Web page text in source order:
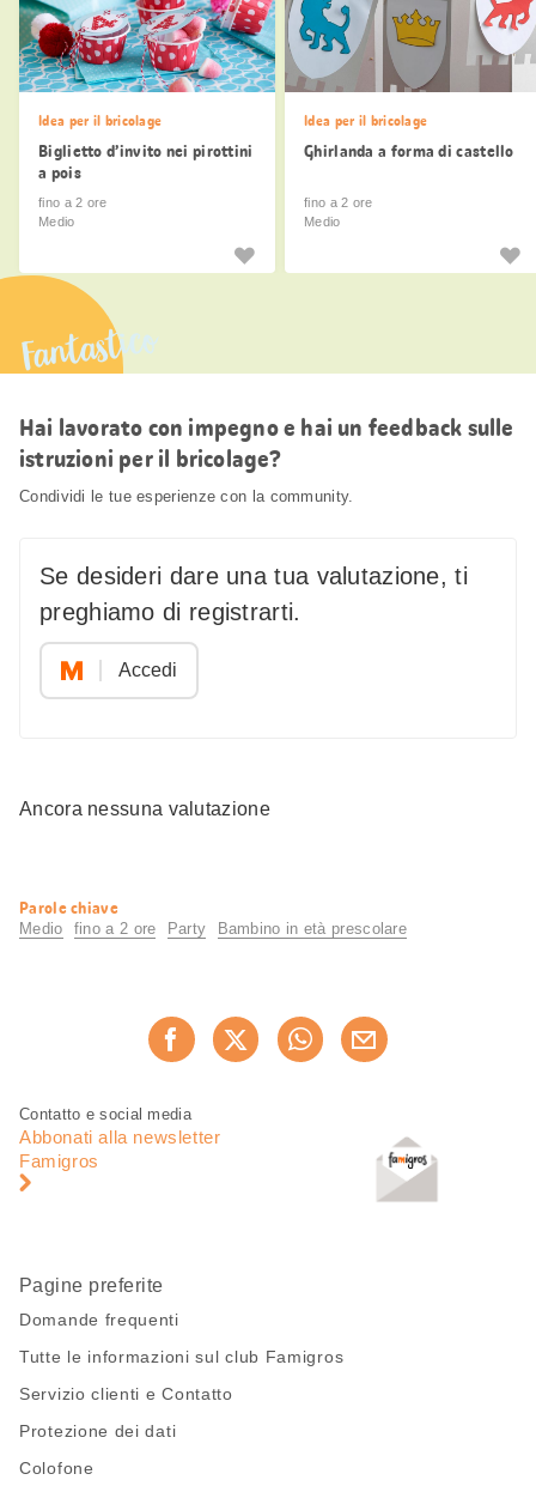
Idea per il bricolage
Biglietto d’invito nei pirottini
a pois
fino a 2 ore
Medio
Idea per il bricolage
Ghirlanda a forma di castello
fino a 2 ore
Medio
Fantastico
Hai lavorato con impegno e hai un feedback sulle
istruzioni per il bricolage?
Condividi le tue esperienze con la community.
Se desideri dare una tua valutazione, ti
preghiamo di registrarti.
Accedi
Ancora nessuna valutazione
Informazioni
utili
Parole chiave
Medio fino a 2 ore Party Bambino in età prescolare
Consiglia ora
Piè
pagina
Navigazione
pagina
Contatto e social media
Abbonati alla newsletter
Famigros
Pagine preferite
Domande frequenti
Tutte le informazioni sul club Famigros
Servizio clienti e Contatto
Protezione dei dati
Colofone